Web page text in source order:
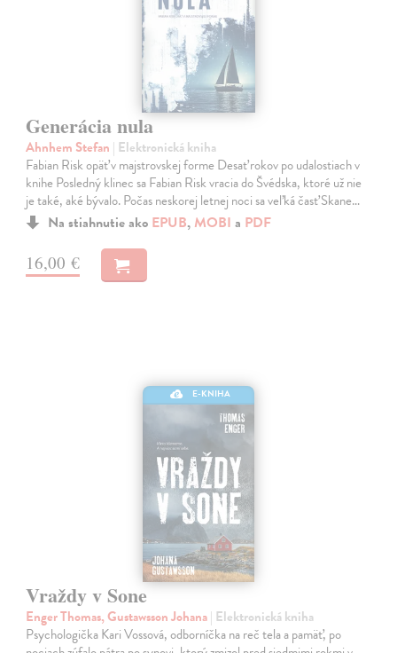
Generácia nula
Ahnhem Stefan | Elektronická kniha
Fabian Risk opäť v majstrovskej forme Desať rokov po udalostiach v
knihe Posledný klinec sa Fabian Risk vracia do Švédska, ktoré už nie
je také, aké bývalo. Počas neskorej letnej noci sa veľká časť Skane…
Na stiahnutie ako EPUB, MOBI a PDF
16,00 €
E-KNIHA
Vraždy v Sone
Enger Thomas, Gustawsson Johana| Elektronická kniha
Psychologička Kari Vossová, odborníčka na reč tela a pamäť, po